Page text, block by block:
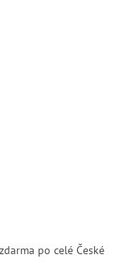
po celé České